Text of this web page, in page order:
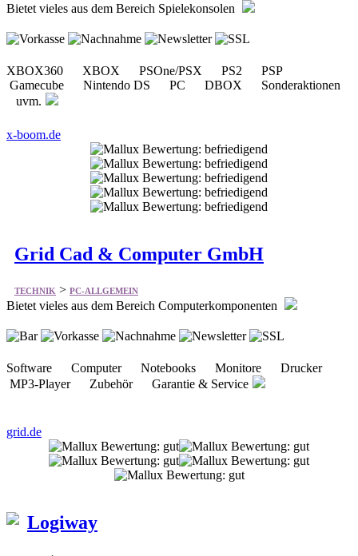
Bietet vieles aus dem Bereich Spielekonsolen
XBOX360 XBOX PSOne/PSX PS2 PSP
Gamecube Nintendo DS PC DBOX Sonderaktionen
uvm.
x-boom.de
Grid Cad & Computer GmbH
TECHNIK > PC-ALLGEMEIN
Bietet vieles aus dem Bereich Computerkomponenten
Software Computer Notebooks Monitore Drucker
MP3-Player Zubehör Garantie & Service
grid.de
Logiway